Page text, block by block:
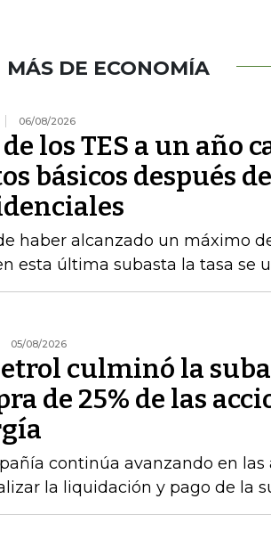
MÁS DE ECONOMÍA
06/08/2026
los TES a un año
básicos después
haber alcanzado un máximo
esta última subasta la tasa se
05/08/2026
culminó la
de 25% de las
continúa avanzando en las
la liquidación y pago de la